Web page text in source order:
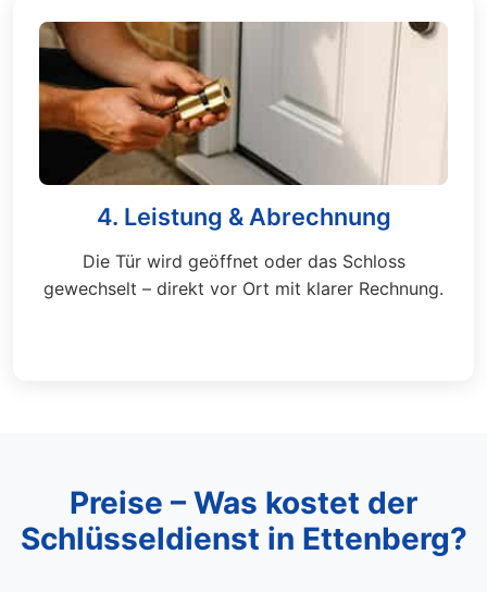
4. Leistung & Abrechnung
Die Tür wird geöffnet oder das Schloss
gewechselt – direkt vor Ort mit klarer Rechnung.
Preise – Was kostet der
Schlüsseldienst in Ettenberg?